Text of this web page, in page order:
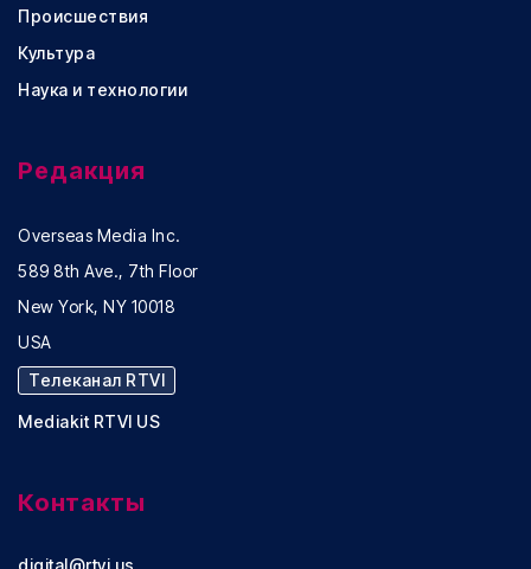
Происшествия
Культура
Наука и технологии
Редакция
Overseas Media Inc.
589 8th Ave., 7th Floor
New York, NY 10018
USA
Телеканал RTVI
Mediakit RTVI US
Контакты